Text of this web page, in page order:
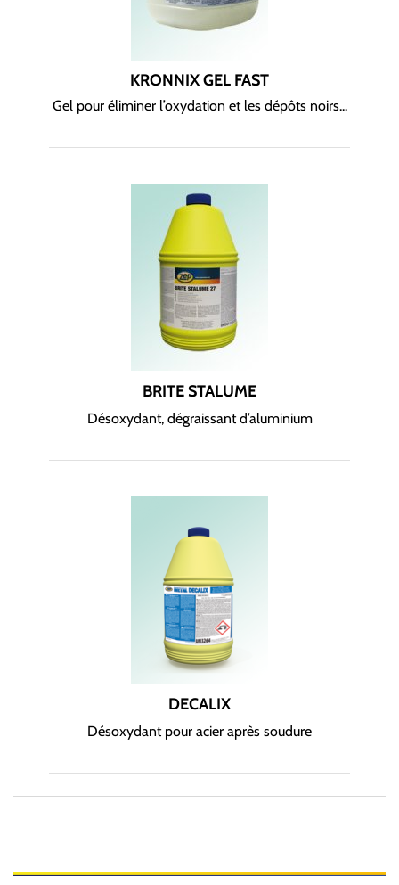
KRONNIX GEL FAST
Gel pour éliminer l’oxydation et les dépôts noirs...
BRITE STALUME
Désoxydant, dégraissant d’aluminium
DECALIX
Désoxydant pour acier après soudure